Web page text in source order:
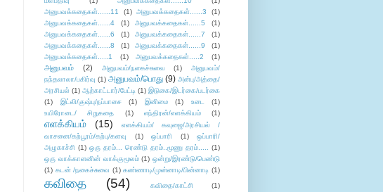
அனுபவக்கதைகள்......11
(1) அனுபவக்கதைகள்......3
(1)
அனுபவக்கதைகள்......4
(1) அனுபவக்கதைகள்......5
(1)
அனுபவக்கதைகள்......6
(1) அனுபவக்கதைகள்......7
(1)
அனுபவக்கதைகள்......8
(1) அனுபவக்கதைகள்......9
(1)
அனுபவக்கதைகள்.....1
(1) அனுபவக்கதைகள்.....2 (1)
அனுபவம் (2) அனுபவம்/நகைச்சுவை (1)
அனுபவம்/
நந்தலாலா/பகிர்வு (1) அனுபவம்/பொது (9) அன்பு/அத்தை/
அரசியல் (1) ஆற்காட்டார்/பேட்டி (1) இடுகை/இடர்கை/படர்கை
(1)
இட்லி/குஷ்பு/நப்பாசை (1) இனிமை (1) உடை
(1)
உயிரோடை/ சிறுகதை
(1) எந்திரன்/எளக்கியம் (1)
எளக்கியம் (15)
எளக்கியம்/ கவுஜை/அரசியல் /
வாசனை/கற்பூரம்/கற்பு/களவு
(1) ஒப்பாரி (1)
ஒப்பாரி/
அழுகாச்சி (1) ஒரு தரம்... ரெண்டு தரம்..மூணு தரம்..... (1)
ஒரு வாக்காளனின் வாக்குமூலம் (1) ஒன்று/இரண்டு/பெண்டு
(1) கடன் /நகைச்சுவை (1) கண்ணாடி/முன்னாடி/பின்னாடி (1)
கவிதை (54) கவிதை/காட்சி
(1)